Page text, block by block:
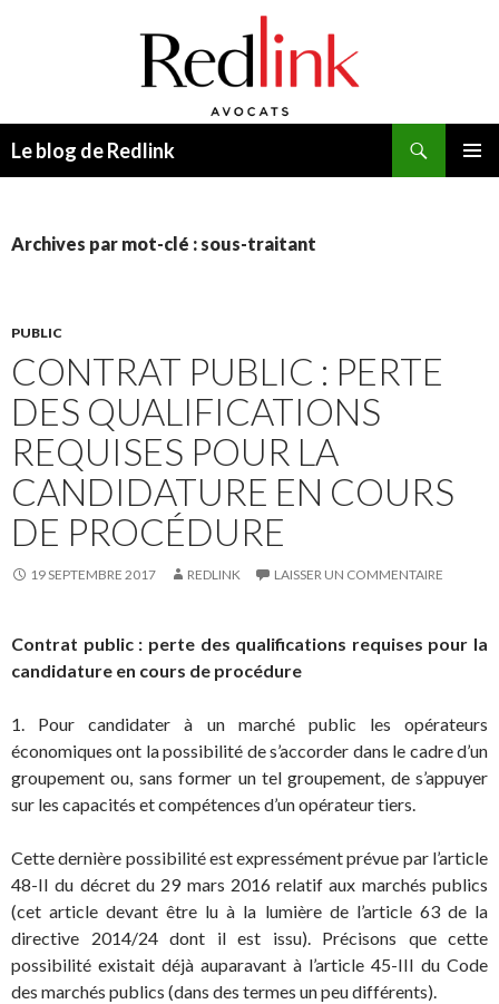
Le blog de Redlink
Archives par mot-clé : sous-traitant
PUBLIC
CONTRAT PUBLIC : PERTE
DES QUALIFICATIONS
REQUISES POUR LA
CANDIDATURE EN COURS
DE PROCÉDURE
19 SEPTEMBRE 2017 REDLINK LAISSER UN COMMENTAIRE
Contrat public : perte des qualifications requises pour la
candidature en cours de procédure
1. Pour candidater à un marché public les opérateurs
économiques ont la possibilité de s’accorder dans le cadre d’un
groupement ou, sans former un tel groupement, de s’appuyer
sur les capacités et compétences d’un opérateur tiers.
Cette dernière possibilité est expressément prévue par l’article
48-II du décret du 29 mars 2016 relatif aux marchés publics
(cet article devant être lu à la lumière de l’article 63 de la
directive 2014/24 dont il est issu). Précisons que cette
possibilité existait déjà auparavant à l’article 45-III du Code
des marchés publics (dans des termes un peu différents).